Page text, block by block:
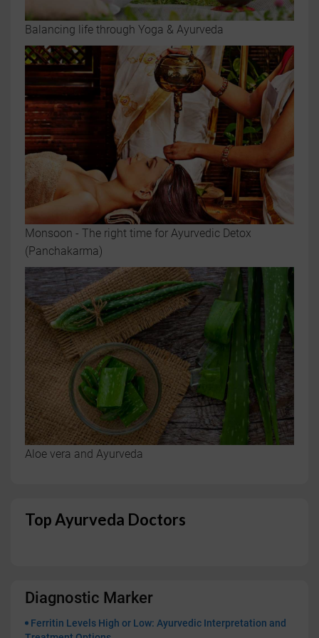
Balancing life through Yoga & Ayurveda
Monsoon - The right time for Ayurvedic Detox
(Panchakarma)
Aloe vera and Ayurveda
Top Ayurveda Doctors
Diagnostic Marker
Ferritin Levels High or Low: Ayurvedic Interpretation and